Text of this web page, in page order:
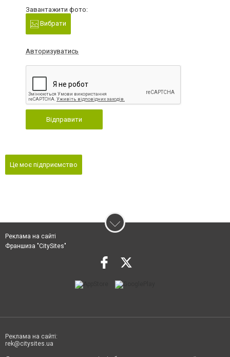
Завантажити фото:
Вибрати
Авторизуватись
Відправити
Це моє підприємство
Реклама на сайті
Франшиза "CitySites"
Реклама на сайті:
rek@citysites.ua